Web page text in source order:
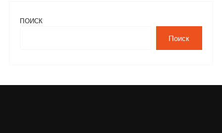
ПОИСК
Поиск